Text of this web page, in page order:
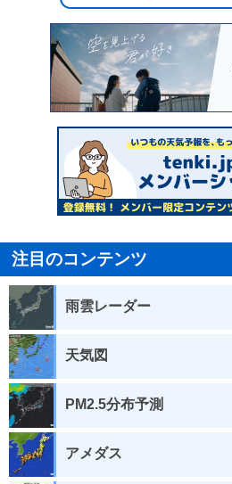
注目のコンテンツ
雨雲レーダー
天気図
PM2.5分布予測
アメダス